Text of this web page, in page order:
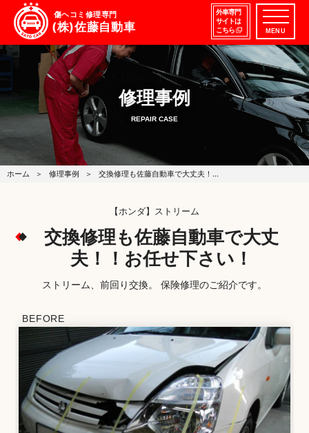
傷ヘコミ修理専門
(株)佐藤自動車
外車専門
サイトは
こちら
MENU
修理事例
REPAIR CASE
ホーム 修理事例 交換修理も佐藤自動車で大丈夫！…
【ホンダ】ストリーム
交換修理も佐藤自動車で大丈
夫！！お任せ下さい！
ストリーム、前回り交換。 保険修理のご紹介です。
BEFORE